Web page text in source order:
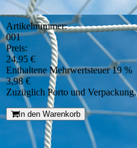
Artikelnummer:
001
Preis:
24,95 €
Enthaltene Mehrwertsteuer 19 %
3,98 €
Zuzüglich Porto und Verpackung.
In den Warenkorb